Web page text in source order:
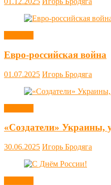
Евро-российская война
01.07.2025 Игорь Бродяга
«Создатели» Украины,
30.06.2025 Игорь Бродяга